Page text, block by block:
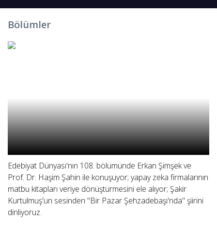
Bölümler
Edebiyat Dünyası'nın 108. bölümünde Erkan Şimşek ve
Prof. Dr. Haşim Şahin ile konuşuyor; yapay zeka firmalarının
matbu kitapları veriye dönüştürmesini ele alıyor; Şakir
Kurtulmuş'un sesinden "Bir Pazar Şehzadebaşı'nda" şiirini
dinliyoruz.